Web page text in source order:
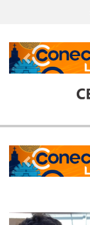
Previous
Previous